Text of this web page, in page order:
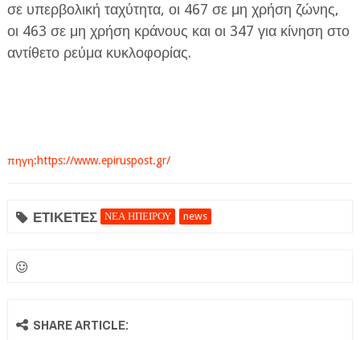
σε υπερβολική ταχύτητα, οι 467 σε μη χρήση ζώνης,
οι 463 σε μη χρήση κράνους και οι 347 για κίνηση στο
αντίθετο ρεύμα κυκλοφορίας.
πηγη:https://www.epiruspost.gr/
ΕΤΙΚΕΤΕΣ ΝΕΑ ΗΠΕΙΡΟΥ news
SHARE ARTICLE: